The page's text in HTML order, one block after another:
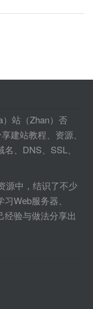
站（Zhan）否
建站教程、资源、
、DNS、SSL、
源中，结识了不少
Web服务器、
经验与做法分享出